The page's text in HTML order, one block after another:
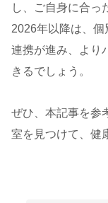
し、ご自身に合っ
2026年以降は、
連携が進み、より
きるでしょう。
ぜひ、本記事を参
室を見つけて、健